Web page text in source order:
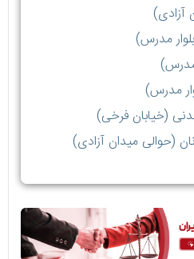
آزادی)
مدرس)
مدرس)
مدرس)
(خیابان فرخی)
(حوالی میدان آزادی)